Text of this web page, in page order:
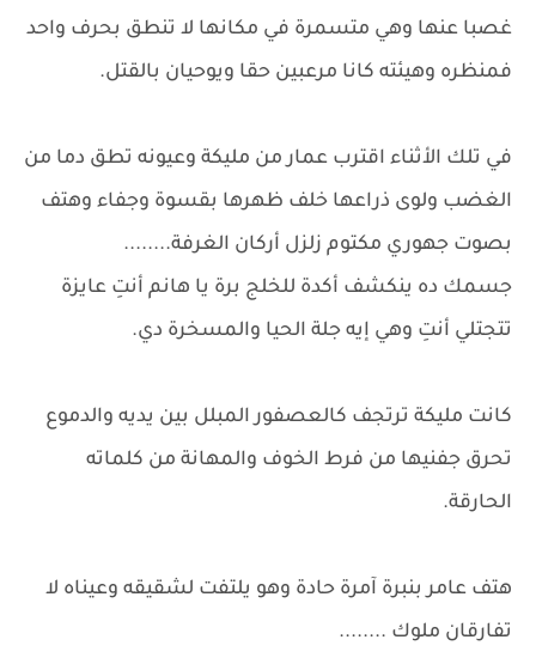
غصبا عنها وهي متسمرة في مكانها لا تنطق بحرف واحد
فمنظره وهيئته كانا مرعبين حقا ويوحيان بالقتل.
في تلك الأثناء اقترب عمار من مليكة وعيونه تطق دما من
الغضب ولوى ذراعها خلف ظهرها بقسوة وجفاء وهتف
بصوت جهوري مكتوم زلزل أركان الغرفة........
جسمك ده ينكشف أكدة للخلج برة يا هانم أنتِ عايزة
تتجتلي أنتِ وهي إيه جلة الحيا والمسخرة دي.
كانت مليكة ترتجف كالعصفور المبلل بين يديه والدموع
تحرق جفنيها من فرط الخوف والمهانة من كلماته
الحارقة.
هتف عامر بنبرة آمرة حادة وهو يلتفت لشقيقه وعيناه لا
تفارقان ملوك ........